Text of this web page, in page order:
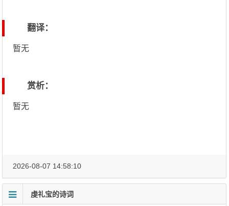
翻译：
暂无
赏析：
暂无
2026-08-07 14:58:10
虔礼宝的诗词